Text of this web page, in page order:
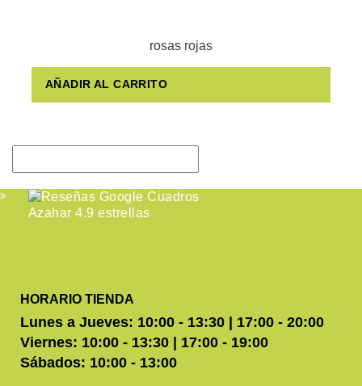
rosas rojas
AÑADIR AL CARRITO
HORARIO TIENDA
Lunes a Jueves: 10:00 - 13:30 | 17:00 - 20:00
Viernes: 10:00 - 13:30 | 17:00 - 19:00
Sábados: 10:00 - 13:00